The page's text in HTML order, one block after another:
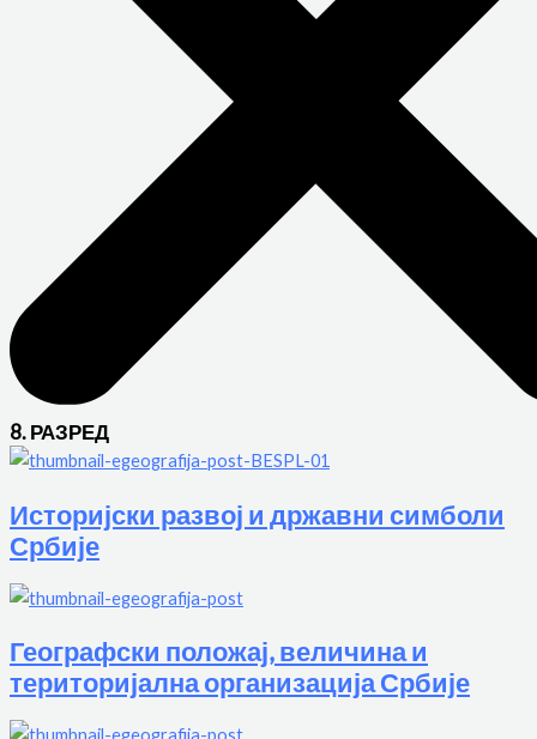
8. РАЗРЕД
Историјски развој и државни симболи
Србије
Географски положај, величина и
територијална организација Србије